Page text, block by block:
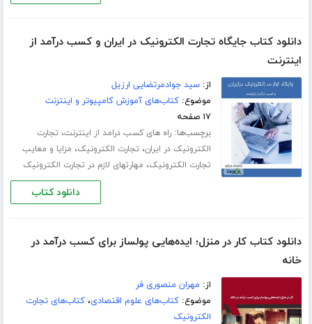
دانلود کتاب جایگاه تجارت الکترونیک در ایران و کسب درآمد از
اینترنت
از:سید جوادمرتضایی ارزیل
موضوع:کتاب‌های آموزش کامپیوتر و اینترنت
۱۷ صفحه
برچسب‌ها:راه های کسب درامد از اینترنت، تجارت
الکترونیک در ایران، تجارت الکترونیک، مزایا و معایب
تجارت الکترونیک، مهارتهای لازم در تجارت الکترونیک
دانلود کتاب
دانلود کتاب کار در منزل؛ ایده‌هایی پولساز برای کسب درآمد در
خانه
از: مهران منصوری فر
موضوع:کتاب‌های علوم اقتصادی،کتاب‌های تجارت
الکترونیک